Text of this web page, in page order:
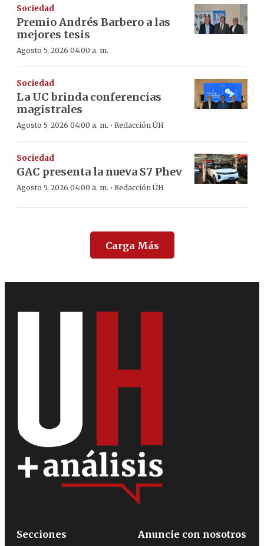
Sociedad
Premio Andrés Barbero a las
mejores tesis
Agosto 5, 2026 04:00 a. m.
Sociedad
La UC brinda conferencias
magistrales
Agosto 5, 2026 04:00 a. m. · Redacción ÚH
Sociedad
GAC presenta la nueva S7 Phev
Agosto 5, 2026 04:00 a. m. · Redacción ÚH
Carga Más
Secciones
Anuncie con nosotros